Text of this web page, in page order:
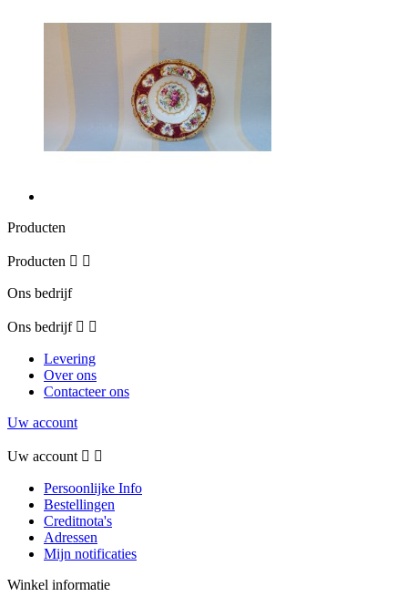
Producten
Producten  
Ons bedrijf
Ons bedrijf  
Levering
Over ons
Contacteer ons
Uw account
Uw account  
Persoonlijke Info
Bestellingen
Creditnota's
Adressen
Mijn notificaties
Winkel informatie